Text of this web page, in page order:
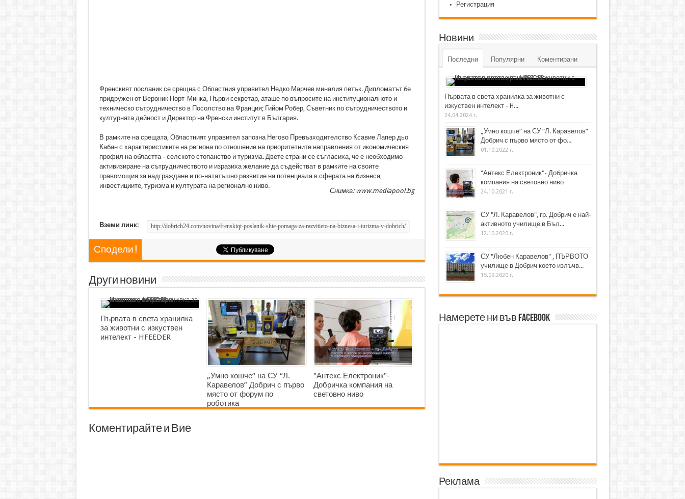
Френският посланик се срещна с Областния управител Недко Марчев миналия петък. Дипломатът бе
придружен от Вероник Норт-Минка, Първи секретар, аташе по въпросите на институционалното и
техническо сътрудничество в Посолство на Франция; Гийом Робер, Съветник по сътрудничеството и
културната дейност и Директор на Френски институт в България.
В рамките на срещата, Областният управител запозна Негово Превъзходителство Ксавие Лапер дьо
Кабан с характеристиките на региона по отношение на приоритетните направления от икономическия
профил на областта - селското стопанство и туризма. Двете страни се съгласиха, че е необходимо
активизиране на сътрудничеството и изразиха желание да съдействат в рамките на своите
правомощия за надграждане и по-нататъшно развитие на потенциала в сферата на бизнеса,
инвестициите, туризма и културата на регионално ниво.
Снимка: www.mediapool.bg
Вземи линк:
Сподели !
Други новини
Първата в света хранилка
за животни с изкуствен
интелект - HFEEDER
„Умно кошче“ на СУ “Л.
Каравелов” Добрич с първо
място от форум по
роботика
"Антекс Електроник"-
Добричка компания на
световно ниво
Коментирайте и Вие
Регистрация
Новини
Последни Популярни Коментирани
Първата в света хранилка за животни с
изкуствен интелект - H...
24.04.2024 г.
„Умно кошче“ на СУ “Л. Каравелов”
Добрич с първо място от фо...
01.10.2022 г.
"Антекс Електроник"- Добричка
компания на световно ниво
24.10.2021 г.
СУ "Л. Каравелов", гр. Добрич е най-
активното училище в Бъл...
12.10.2020 г.
СУ "Любен Каравелов" , ПЪРВОТО
училище в Добрич което излъчв...
15.09.2020 г.
Намерете ни във Facebook
Реклама